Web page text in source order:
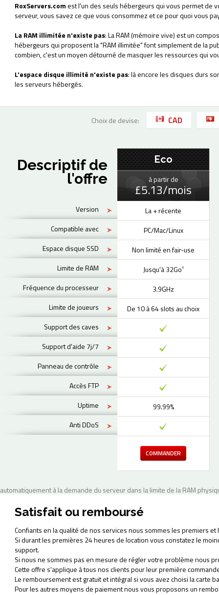
RoxServers.comest l'un des seuls hébergeurs qui vous permet de
serveur, vous savez ce que vous consommez et ce pour quoi vous
La RAM illimitée n'existe pas: La RAM (mémoire vive) est un
hébergeurs qui proposent la "RAM illimitée" font simplement de la
combien, c'est un moyen détourné de masquer les ressources qui
L'espace disque illimité n'existe pas: là encore les disques durs
les serveurs hébergés.
Choix de devise: CAD
Descriptif de
l'offre
Version
Compatible avec
Espace disque SSD
Limite de RAM
Fréquence du processeur
Limite de joueurs
Support des caves
Support d'aide 7j/7
Panneau de contrôle
Accès FTP
Uptime
Anti DDoS
Eco
à partir de
£5.13/mois
La + récente
PC/Mac/Linux
Non limité en fair-use
Jusqu'à 32Go¹
3.9GHz
De 10 à 64 slots au choix
99.99%
COMMANDER
automatiquement à la demande du serveur dans la limite de la RAM
Satisfait ou remboursé
Confiants en la qualité de nos services nous sommes les premiers
Si durant les premières 24 heures de location vous constatez le
support.
Si nous ne sommes pas en mesure de régler votre problème nous
Cette offre s'applique à tous nos clients pour leur première
Le remboursement est gratuit et intégral si vous avez choisi la carte
Pour les autres moyens de paiement nous vous proposons un